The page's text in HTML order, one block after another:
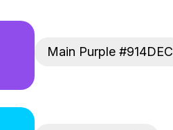
Main Purple #914DEC